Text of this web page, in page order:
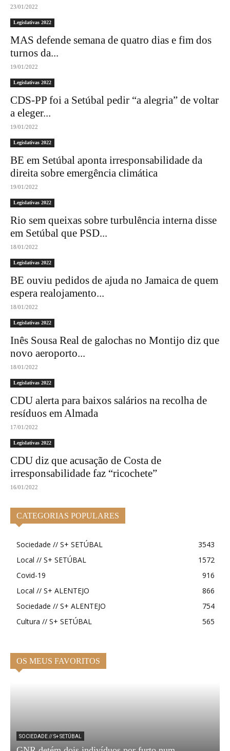
23/01/2022
Legislativas 2022
MAS defende semana de quatro dias e fim dos
turnos da...
19/01/2022
Legislativas 2022
CDS-PP foi a Setúbal pedir “a alegria” de voltar
a eleger...
19/01/2022
Legislativas 2022
BE em Setúbal aponta irresponsabilidade da
direita sobre emergência climática
19/01/2022
Legislativas 2022
Rio sem queixas sobre turbulência interna disse
em Setúbal que PSD...
18/01/2022
Legislativas 2022
BE ouviu pedidos de ajuda no Jamaica de quem
espera realojamento...
18/01/2022
Legislativas 2022
Inês Sousa Real de galochas no Montijo diz que
novo aeroporto...
18/01/2022
Legislativas 2022
CDU alerta para baixos salários na recolha de
resíduos em Almada
17/01/2022
Legislativas 2022
CDU diz que acusação de Costa de
irresponsabilidade faz “ricochete”
16/01/2022
CATEGORIAS POPULARES
Sociedade // S+ SETÚBAL
3543
Local // S+ SETÚBAL
1572
Covid-19
916
Local // S+ ALENTEJO
866
Sociedade // S+ ALENTEJO
754
Cultura // S+ SETÚBAL
565
OS MEUS FAVORITOS
SOCIEDADE // S+ SETÚBAL